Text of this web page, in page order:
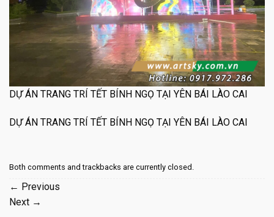
DỰ ÁN TRANG TRÍ TẾT BÍNH NGỌ TẠI YÊN BÁI LÀO CAI
DỰ ÁN TRANG TRÍ TẾT BÍNH NGỌ TẠI YÊN BÁI LÀO CAI
Both comments and trackbacks are currently closed.
← Previous
Next →